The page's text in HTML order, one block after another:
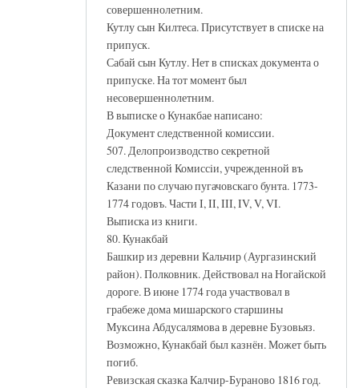
совершеннолетним.
Кутлу сын Килтеса. Присутствует в списке на
припуск.
Сабай сын Кутлу. Нет в списках документа о
припуске. На тот момент был
несовершеннолетним.
В выписке о Кунакбае написано:
Документ следственной комиссии.
507. Делопроизводство секретной
следственной Комиссiи, учрежденной въ
Казани по случаю пугачовскаго бунта. 1773-
1774 годовъ. Части I, II, III, IV, V, VI.
Выписка из книги.
80. Кунакбай
Башкир из деревни Кальчир (Аургазинский
район). Полковник. Действовал на Ногайской
дороге. В июне 1774 года участвовал в
грабеже дома мишарского старшины
Муксина Абдусалямова в деревне Бузовьяз.
Возможно, Кунакбай был казнён. Может быть
погиб.
Ревизская сказка Калчир-Бураново 1816 год.